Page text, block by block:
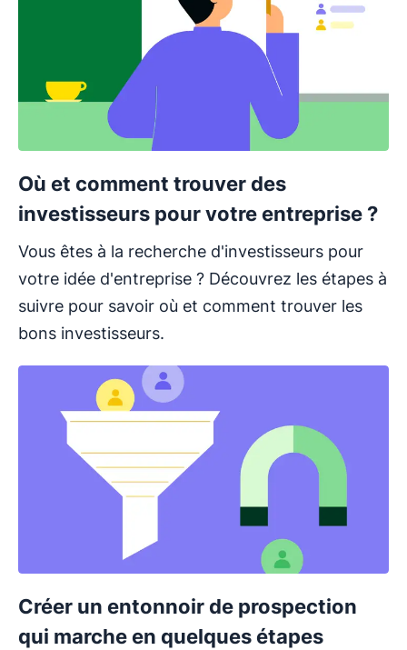
Où et comment trouver des
investisseurs pour votre entreprise ?
Vous êtes à la recherche d'investisseurs pour
votre idée d'entreprise ? Découvrez les étapes à
suivre pour savoir où et comment trouver les
bons investisseurs.
Créer un entonnoir de prospection
qui marche en quelques étapes